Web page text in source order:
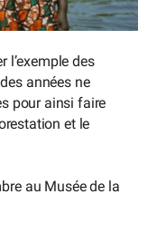
l’exemple des
années ne
pour ainsi faire
et le
au Musée de la